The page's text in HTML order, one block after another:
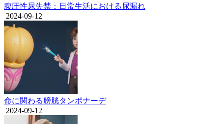
腹圧性尿失禁：日常生活における尿漏れ
2024-09-12
命に関わる膀胱タンポナーデ
2024-09-12